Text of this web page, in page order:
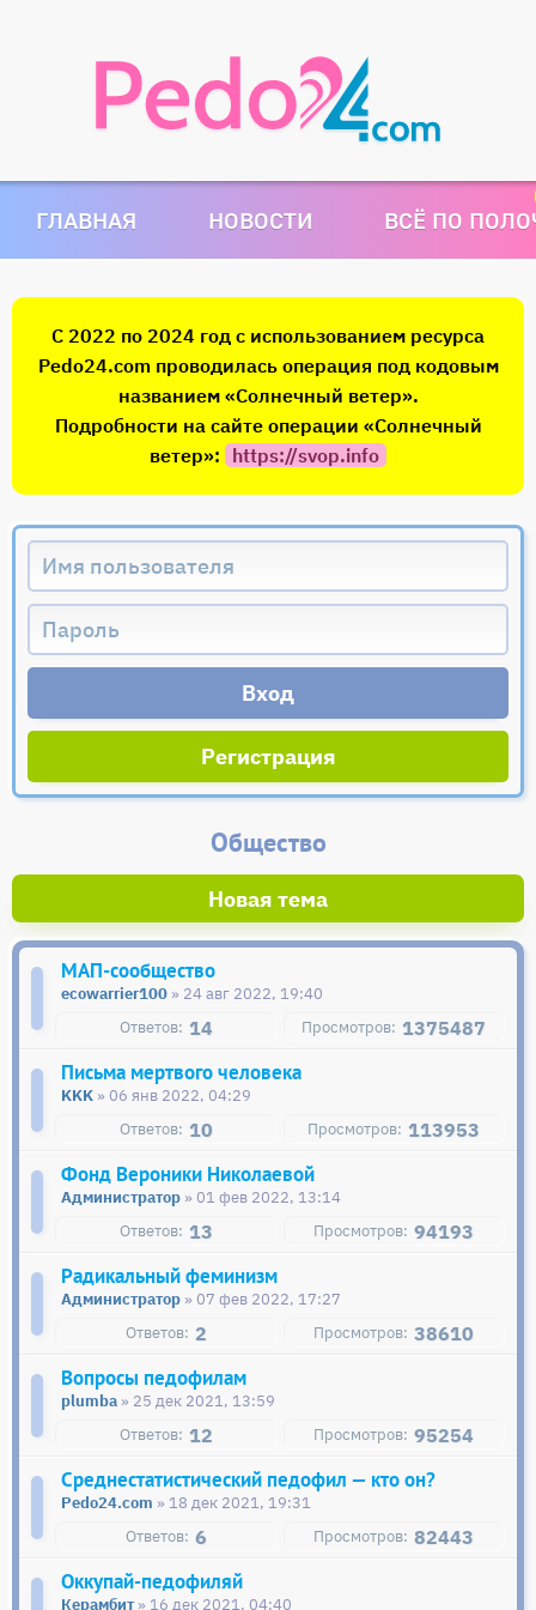
ГЛАВНАЯ НОВОСТИ ВСЁ ПО
С 2022 по 2024 год с использованием ресурса
Pedo24.com проводилась операция под кодовым
названием «Солнечный ветер».
Подробности на сайте операции «Солнечный
ветер»: https://svop.info
Регистрация
Общество
Новая тема
МАП-сообщество
ecowarrier100 » 24 авг 2022, 19:40
14 1375487
Письма мертвого человека
KKK » 06 янв 2022, 04:29
10 113953
Фонд Вероники Николаевой
Администратор » 01 фев 2022, 13:14
13 94193
Радикальный феминизм
Администратор » 07 фев 2022, 17:27
2 38610
Вопросы педофилам
plumba » 25 дек 2021, 13:59
12 95254
Среднестатистический педофил — кто он?
Pedo24.com » 18 дек 2021, 19:31
6 82443
Оккупай-педофиляй
Керамбит» 16 дек 2021, 04:40